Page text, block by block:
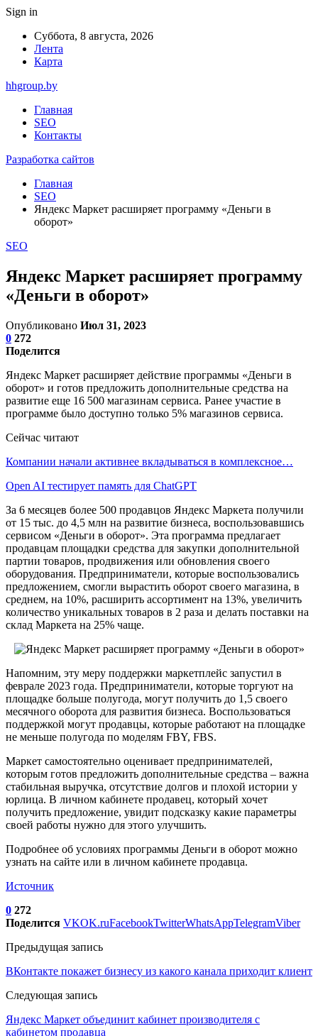
Sign in
Суббота, 8 августа, 2026
Лента
Карта
hhgroup.by
Главная
SEO
Контакты
Разработка сайтов
Главная
SEO
Яндекс Маркет расширяет программу «Деньги в
оборот»
SEO
Яндекс Маркет расширяет программу
«Деньги в оборот»
Опубликовано Июл 31, 2023
0 272
Поделится
Яндекс Маркет расширяет действие программы «Деньги в
оборот» и готов предложить дополнительные средства на
развитие еще 16 500 магазинам сервиса. Ранее участие в
программе было доступно только 5% магазинов сервиса.
Сейчас читают
Компании начали активнее вкладываться в комплексное…
Open AI тестирует память для ChatGPT
За 6 месяцев более 500 продавцов Яндекс Маркета получили
от 15 тыс. до 4,5 млн на развитие бизнеса, воспользовавшись
сервисом «Деньги в оборот». Эта программа предлагает
продавцам площадки средства для закупки дополнительной
партии товаров, продвижения или обновления своего
оборудования. Предприниматели, которые воспользовались
предложением, смогли вырастить оборот своего магазина, в
среднем, на 10%, расширить ассортимент на 13%, увеличить
количество уникальных товаров в 2 раза и делать поставки на
склад Маркета на 25% чаще.
Напомним, эту меру поддержки маркетплейс запустил в
феврале 2023 года. Предприниматели, которые торгуют на
площадке больше полугода, могут получить до 1,5 своего
месячного оборота для развития бизнеса. Воспользоваться
поддержкой могут продавцы, которые работают на площадке
не меньше полугода по моделям FBY, FBS.
Маркет самостоятельно оценивает предпринимателей,
которым готов предложить дополнительные средства – важна
стабильная выручка, отсутствие долгов и плохой истории у
юрлица. В личном кабинете продавец, который хочет
получить предложение, увидит подсказку какие параметры
своей работы нужно для этого улучшить.
Подробнее об условиях программы Деньги в оборот можно
узнать на сайте или в личном кабинете продавца.
Источник
0 272
Поделится VKOK.ruFacebookTwitterWhatsAppTelegramViber
Предыдущая запись
ВКонтакте покажет бизнесу из какого канала приходит клиент
Следующая запись
Яндекс Маркет объединит кабинет производителя с
кабинетом продавца